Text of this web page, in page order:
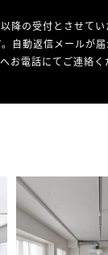
の受付とさせてい
自動返信メールが届
電話にてご連絡く